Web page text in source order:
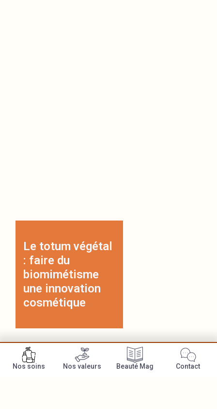
Nos soins Nos valeurs Beauté Mag Contact
Le totum végétal
: faire du
biomimétisme
une innovation
cosmétique